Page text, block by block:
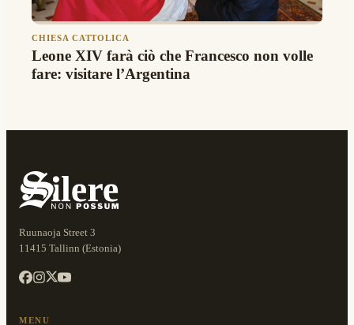
CHIESA CATTOLICA
Leone XIV farà ciò che Francesco non volle
fare: visitare l’Argentina
Ruunaoja Street 3
11415 Tallinn (Estonia)
MENU